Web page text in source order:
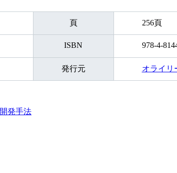
頁 256頁
ISBN 978-4-
発行元 オライリ
開発手法